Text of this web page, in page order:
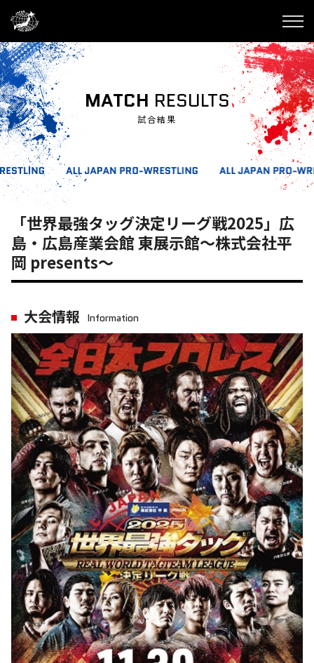
MATCH RESULTS
試合結果
「世界最強タッグ決定リーグ戦2025」広
島・広島産業会館 東展示館～株式会社平
岡 presents～
大会情報 Information